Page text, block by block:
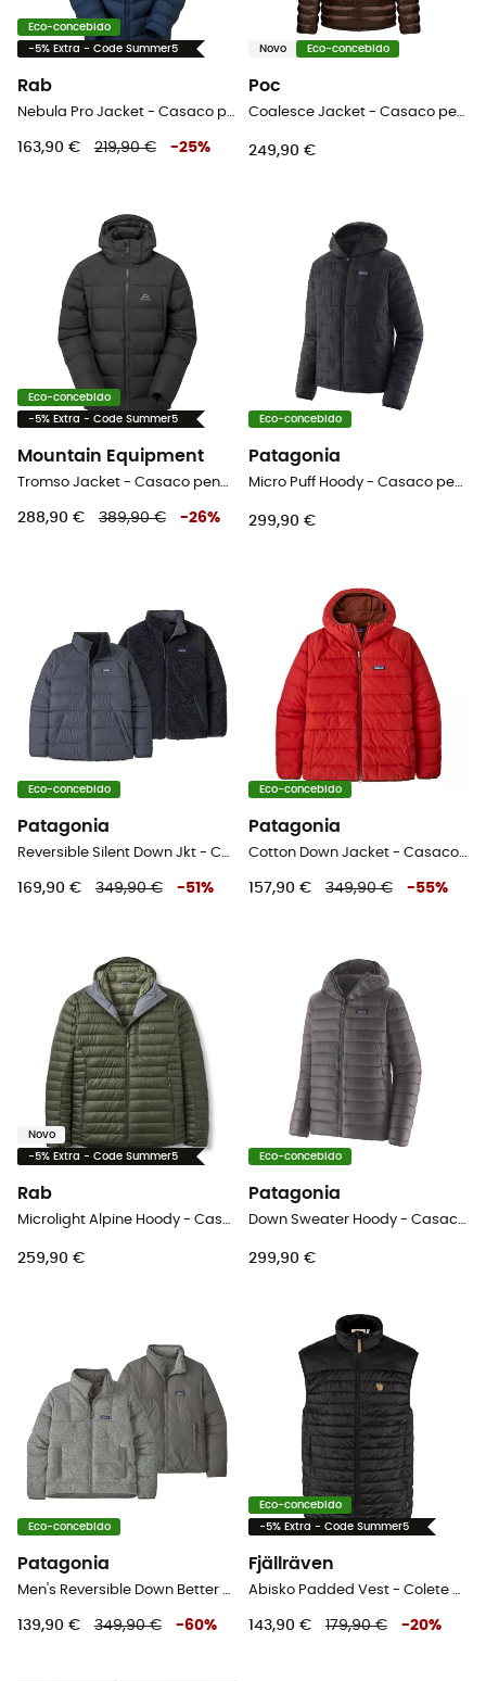
Eco-concebido
-5% Extra - Code Summer5
Rab
Nebula Pro Jacket - Casaco penas homem
163,90 € 219,90 € -25%
Novo Eco-concebido
Poc
Coalesce Jacket - Casaco penas homem
249,90 €
Eco-concebido
-5% Extra - Code Summer5
Mountain Equipment
Tromso Jacket - Casaco penas homem
288,90 € 389,90 € -26%
Eco-concebido
Patagonia
Micro Puff Hoody - Casaco penas homem
299,90 €
Eco-concebido
Patagonia
Reversible Silent Down Jkt - Casaco penas homem
169,90 € 349,90 € -51 %
Eco-concebido
Patagonia
Cotton Down Jacket - Casaco penas
157,90 € 349,90 € -55%
Novo
-5% Extra - Code Summer5
Rab
Microlight Alpine Hoody - Casaco penas homem
259,90 €
Eco-concebido
Patagonia
Down Sweater Hoody - Casaco penas homem
299,90 €
Eco-concebido
Patagonia
Men's Reversible Down Better Sweater - Casaco penas homem
139,90 € 349,90 € -60%
Eco-concebido
-5% Extra - Code Summer5
Fjällräven
Abisko Padded Vest - Colete penas homem
143,90 € 179,90 € -20%